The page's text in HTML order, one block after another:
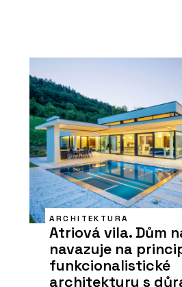
ARCHITEKTURA
Atriová vila. Dům
navazuje na
funkcionalistické
architektury s